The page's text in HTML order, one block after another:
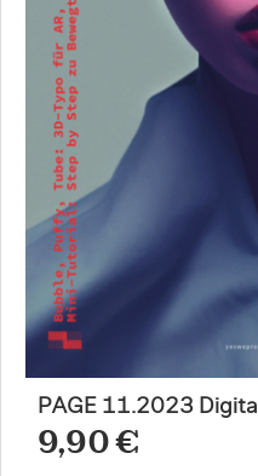
PAGE 11.2023 Digital
9,90 €